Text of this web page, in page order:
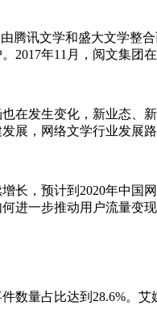
讯文学和盛大文学整合
2017年11月，阅文集团在
发生变化，新业态、
展，网络文学行业发展
，预计到2020年中国
进一步推动用户流量变
量占比达到28.6%。艾